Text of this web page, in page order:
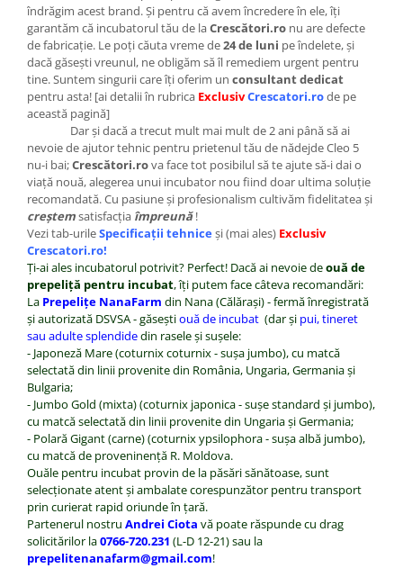
îndrăgim acest brand. Şi pentru că avem încredere în ele, îţi
garantăm că incubatorul tău de laCrescători.ro nu are defecte
de fabricaţie. Le poţi căuta vreme de24 de luni pe îndelete, şi
dacă găseşti vreunul, ne obligăm să îl remediem urgent pentru
tine. Suntem singurii care îţi oferim un consultant dedicat
pentru asta! [ai detalii în rubrica ExclusivCrescatori.rode pe
această pagină]
Dar şi dacă a trecut mult mai mult de 2 ani până să ai
nevoie de ajutor tehnic pentru prietenul tău de nădejde Cleo 5
nu-i bai;Crescători.rova face tot posibilul să te ajute să-i dai o
viaţă nouă, alegerea unui incubator nou fiind doar ultima soluţie
recomandată. Cu pasiune şi profesionalism cultivăm fidelitatea şi
creştemsatisfacţia împreună!
Vezi tab-urileSpecificaţii tehniceşi (mai ales) Exclusiv
Crescatori.ro!
Ţi-ai ales incubatorul potrivit? Perfect! Dacă ai nevoie deouă de
prepeliţă pentru incubat, îţi putem face câteva recomandări:
La Prepeliţe NanaFarm din Nana (Călăraşi) - fermă înregistrată
şi autorizată DSVSA - găseştiouă de incubat (dar şi pui, tineret
sau adulte splendidedin rasele şi suşele:
- Japoneză Mare (coturnix coturnix - suşa jumbo), cu matcă
selectată din linii provenite din România, Ungaria, Germania şi
Bulgaria;
- Jumbo Gold (mixta) (coturnix japonica - suşe standard şi jumbo),
cu matcă selectată din linii provenite din Ungaria şi Germania;
- Polară Gigant (carne) (coturnix ypsilophora - suşa albă jumbo),
cu matcă de proveninenţă R. Moldova.
Ouăle pentru incubat provin de la păsări sănătoase, sunt
selecţionate atent şi ambalate corespunzător pentru transport
prin curierat rapid oriunde în ţară.
Partenerul nostru Andrei Ciota vă poate răspunde cu drag
solicitărilor la0766-720.231 (L-D 12-21) sau la
prepelitenanafarm@gmail.com!